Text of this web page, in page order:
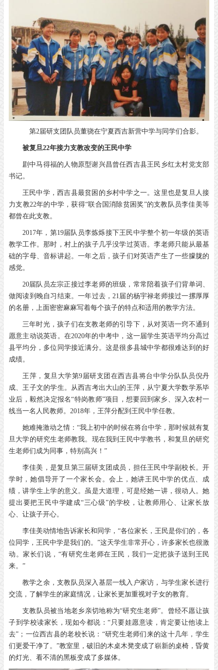
第2届研支团队员董骁在宁夏西吉新营中学与同学们合影。
被复旦22年接力支教改变的王民中学
剧中马得福的人物原型谢兴昌曾任西吉县王民乡红太村党支部
书记。
王民中学，西吉县最贫困的乡村中学之一。这里也是复旦人接
力支教22年的中学，获得“联合国消除贫困奖”的支教队员李佳美等
都曾在此支教。
2017年，第19届队员李炼烁接下王民中学整个初一年级的英语
教学工作。那时，村上的孩子几乎没学过英语。李老师只能从最基
础的字母、音标讲起。一年之后，孩子们对英语产生了一些朦胧的
感觉。
20届队员左宗正接过李老师的班级，常常陪着孩子们背单词、
做阅读到晚自习结束。一年过去，21届的杨宇禄老师接过一摞厚厚
的名册，上面密密麻麻写着每个孩子的特点和适用的教学方法。
三年时光，孩子们在支教老师的引导下，从对英语一窍不通到
愿意主动说英语。在2020年的中考中，这一届学生英语平均分高过
县平均分，多位同学接近满分。这是很多县城中学都很难达到的好
成绩。
王萍，复旦大学第9届研支团在西吉县将台中学分队队员倪丹
成、王子文的学生。从西吉考出大山的王萍，从宁夏大学数学系毕
业后，毅然决定报名“特岗教师”项目，想要回到家乡、深入农村一
线当一名人民教师。2018年，王萍分配到王民中学任教。
她难掩激动之情：“我上初中的时候在将台中学，那时候就有复
旦大学的研究生老师教我。现在我到王民中学教书，和复旦的研究
生老师们成为同事，特别高兴！”
李佳美，是复旦第三届研支团成员，担任王民中学副校长。开
学时，她倡导开了一个家长会。会上，她讲王民中学的优点、成
绩，讲学生上学的意义。虽是大道理，可是经她一讲，很动人。她
提出要把王民中学建成“三心级”的学校，让教师用心、让家长放
心、让孩子开心。
李佳美动情地告诉家长和同学，“各位家长，王民是你们的，各
位同学，王民中学是我们的。”这天学生非常开心，许多家长也很激
动。家长们说，“有研究生老师在王民，我们一定把孩子送到王民
来。”
教学之余，支教队员深入基层一线入户家访，与学生家长进行
交流，了解学生的家庭情况，让家长更加重视对子女的教育。
支教队员被当地老乡亲切地称为“研究生老师”。曾经不愿让孩
子到学校读家长，现如今都说：“只要娃愿意读，肯定要让他读上
去”；一位西吉县的老校长说：“研究生老师们来的这十几年，学生
们更爱干净了。”教室里，破旧的木桌木凳变成了崭新的桌椅，昏黄
的灯光、看不清的黑板变成了多媒体。